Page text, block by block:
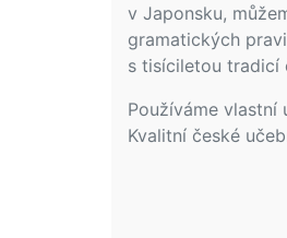
v Japonsku,
gramatických
s tisíciletou tradicí
Používáme vlastní
Kvalitní české